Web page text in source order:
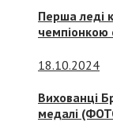
Перша леді
чемпіонкою
18.10.2024
Вихованці
медалі